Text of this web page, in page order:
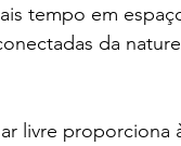
tempo em
da
livre proporciona